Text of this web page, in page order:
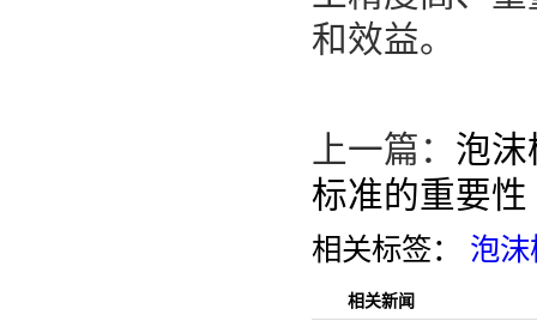
和效益。
上一篇： 泡沫
标准的重要性
相关标签： 泡
相关新闻